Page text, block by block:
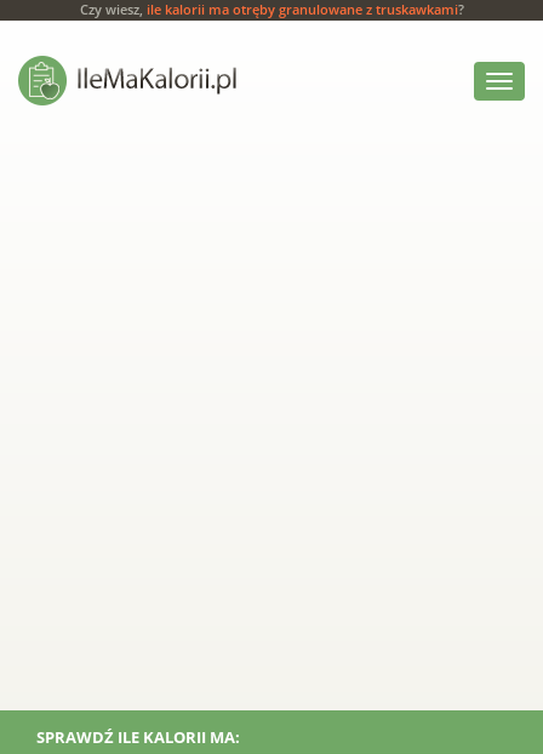
Czy wiesz, ile kalorii ma otręby granulowane z truskawkami?
Włącz
menu
SPRAWDŹ ILE KALORII MA: